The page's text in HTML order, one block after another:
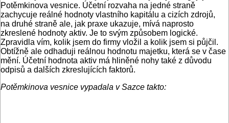
Potěmkinova vesnice. Účetní rozvaha na jedné straně
zachycuje reálné hodnoty vlastního kapitálu a cizích zdrojů,
na druhé straně ale, jak praxe ukazuje, mívá naprosto
zkreslené hodnoty aktiv. Je to svým způsobem logické.
Zpravidla vím, kolik jsem do firmy vložil a kolik jsem si půjčil.
Obtížně ale odhaduji reálnou hodnotu majetku, která se v čase
mění. Účetní hodnota aktiv má hliněné nohy také z důvodu
odpisů a dalších zkreslujících faktorů.
Potěmkinova vesnice vypadala v Sazce takto: